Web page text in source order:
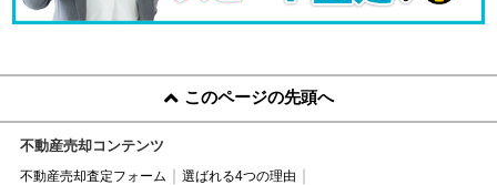
このページの先頭へ
不動産売却コンテンツ
不動産売却査定フォーム
選ばれる4つの理由